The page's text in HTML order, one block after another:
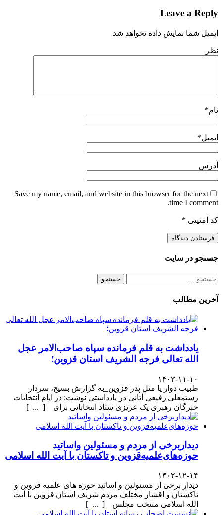
Leave a Reply
ایمیل شما نمایش داده نخواهد شد
نظر
نام*
ایمیل*
آدرس
Save my name, email, and website in this browser for the next
time I comment.
کد امنیتی *
جستجو در سایت
جستجو
آخرین مطالب
یادداشت به قلم فرمانده سپاه صاحب‌الامر عجل
الله تعالی فرجه الشریف استان قزوین؛
۱۴۰۳-۱۱-۱۰
طبیب دوار یا مثل پدر قزوین_به گزارش بسیج، سردار
رستمعلی رفیعی آتانی در یادداشتی نوشت: در ایام انتخابات
خبرگان رهبری یک عزیزی ستاد انتخاباتی برای [ ... ]
دیداربرخی از مردم و مسئولین واساتید
حوزه‌های‌علمیه‌قزوین و تاکستان با آیت الله اسلامی
۱۴۰۲-۱۲-۱۴
دیدار برخی از مسئولین و اساتید حوزه های علمیه قزوین و
تاکستان و اقشار مختلف مردم شریف استان قزوین با آیت
الله اسلامی منتخب مجلس [ ... ]